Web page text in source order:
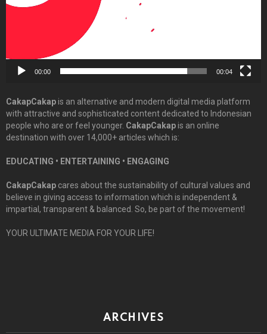
00:00 00:04
CakapCakapis an alternative and modern digital media platform
with attractive and sophisticated content dedicated to Indonesian
people who are or feel younger. CakapCakapis an online
destination with over 14,000+ articles which is:
EDUCATING • ENTERTAINING • ENGAGING
CakapCakap cares about the sustainability of cultural values and
believe in giving access to information which is independent &
impartial, transparent & balanced. So, be part of the movement!
YOUR ULTIMATE MEDIA FOR YOUR LIFE!
ARCHIVES